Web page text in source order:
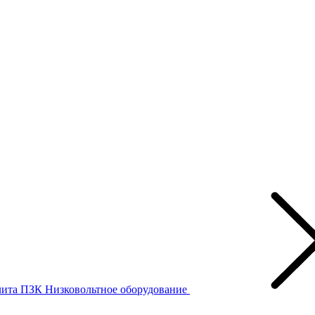
ПЗК Низковольтное оборудование